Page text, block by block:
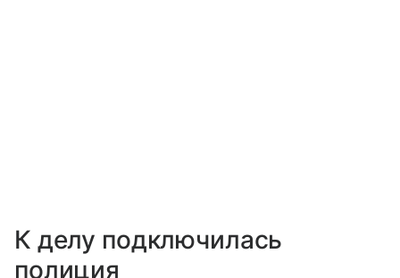
К делу подключилась
полиция